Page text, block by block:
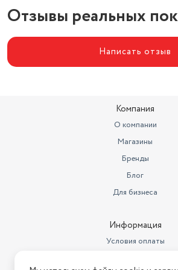
Отзывы реальных
Написать отзыв
Компания
О компании
Магазины
Бренды
Блог
Для бизнеса
Информация
Условия оплаты